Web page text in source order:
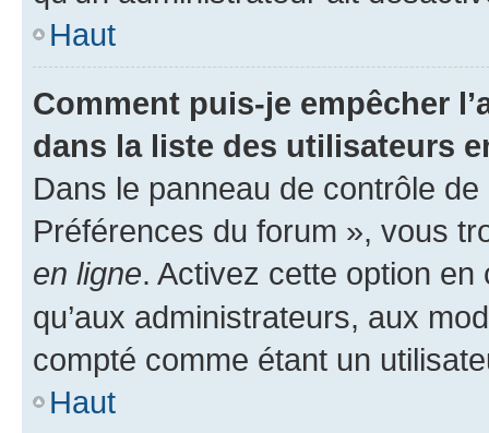
Haut
Comment puis-je empêcher
dans la liste des utilisateurs
Dans le panneau de contrôle
Préférences du forum », vous
en ligne. Activez cette option
qu’aux administrateurs, aux
compté comme étant un
Haut